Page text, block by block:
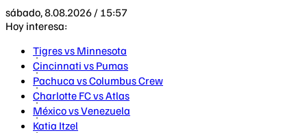
sábado, 8.08.2026 / 15:57
Hoy interesa:
Tigres vs Minnesota
Cincinnati vs Pumas
Pachuca vs Columbus Crew
Charlotte FC vs Atlas
México vs Venezuela
Katia Itzel